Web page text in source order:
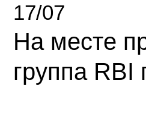
17/07
На месте
группа